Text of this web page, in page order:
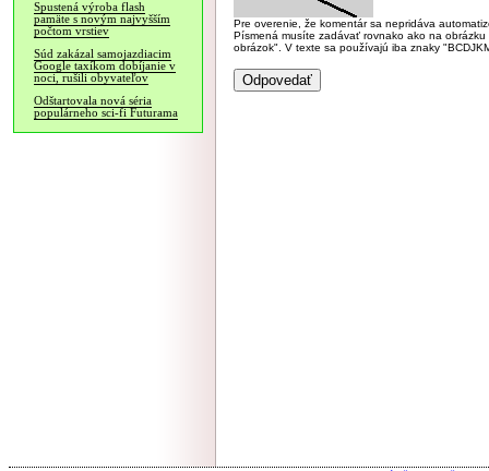
Spustená výroba flash
pamäte s novým najvyšším
počtom vrstiev
Súd zakázal samojazdiacim
Google taxíkom dobíjanie v
noci, rušili obyvateľov
Odštartovala nová séria
populárneho sci-fi Futurama
Pre overenie, že komentár sa nepridáva
Písmená musíte zadávať rovnako ako na
obrázok". V texte sa používajú iba znaky